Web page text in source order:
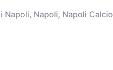
Napoli, Napoli, Napoli Calcio